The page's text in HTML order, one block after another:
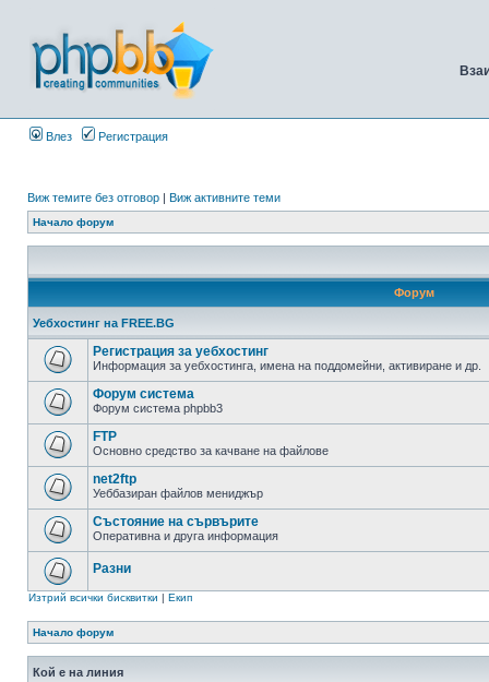
Влез Регистрация
Виж темите без отговор | Виж активните теми
Начало форум
Форум
Уебхостинг на FREE.BG
Регистрация за уебхостинг
Информация за уебхостинга, имена на поддомейни, активиране и др.
Форум система
Форум система phpbb3
FTP
Основно средство за качване на файлове
net2ftp
Уеббазиран файлов мениджър
Състояние на сървърите
Оперативна и друга информация
Разни
Изтрий всички бисквитки | Екип
Начало форум
Кой е на линия